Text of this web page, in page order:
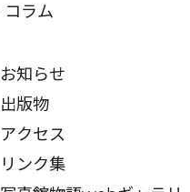
コラム
お知らせ
出版物
アクセス
リンク集